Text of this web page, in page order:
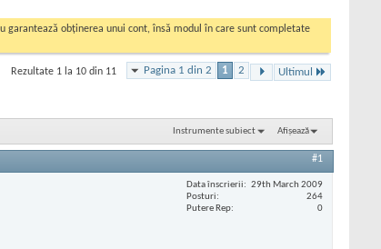
garantează obținerea unui cont, însă modul în care sunt completate
Pagina 1 din 2 1 2 Ultimul
Rezultate 1 la 10 din 11
Instrumente subiect Afișează
#1
Data înscrierii
29th March 2009
Posturi
264
Putere Rep
0